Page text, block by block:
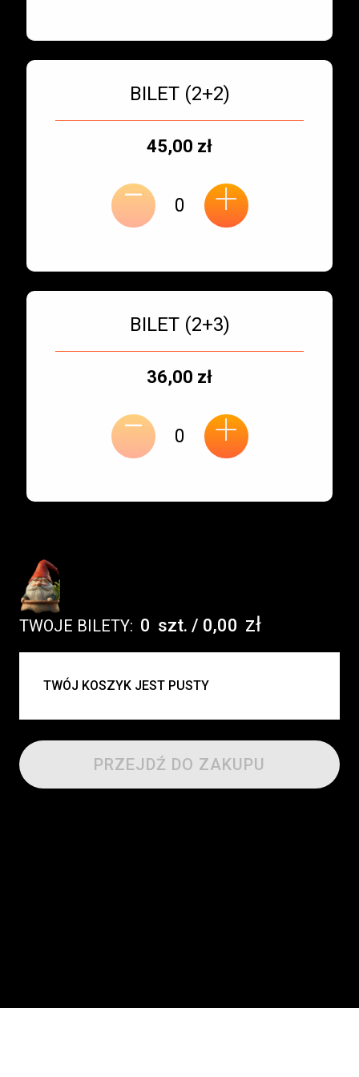
Bilet numer 3
Typ
biletu:
BILET (2+2)
Typ
Cena
45,00 zł
- +
Bilet numer 4
Typ
biletu:
BILET (2+3)
Typ
Cena
36,00 zł
- +
TWOJE BILETY: 0 szt. / 0,00 zł
UWAGA:
TWÓJ KOSZYK JEST PUSTY
PRZEJDŹ DO ZAKUPU